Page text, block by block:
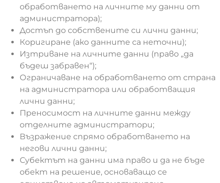
обработването на личните му данни от
администратора);
Достъп до собствените си лични данни;
Коригиране (ако данните са неточни);
Изтриване на личните данни (право „да
бъдеш забравен“);
Ограничаване на обработването от страна
на администратора или обработващия
лични данни;
Преносимост на личните данни между
отделните администратори;
Възражение спрямо обработването на
негови лични данни;
Субектът на данни има право и да не бъде
обект на решение, основаващо се